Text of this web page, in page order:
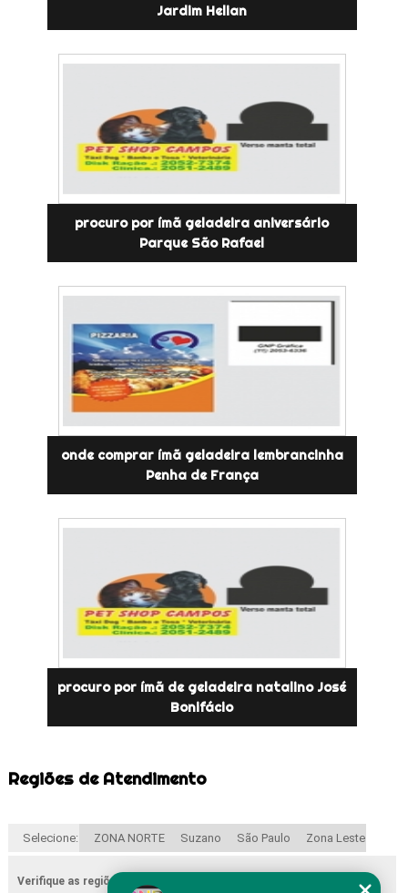
Jardim Helian
procuro por ímã geladeira aniversário
Parque São Rafael
onde comprar ímã geladeira lembrancinha
Penha de França
procuro por ímã de geladeira natalino José
Bonifácio
Regiões de Atendimento
Selecione: ZONA NORTE Suzano São Paulo Zona Leste
Verifique as regiões que atendemos